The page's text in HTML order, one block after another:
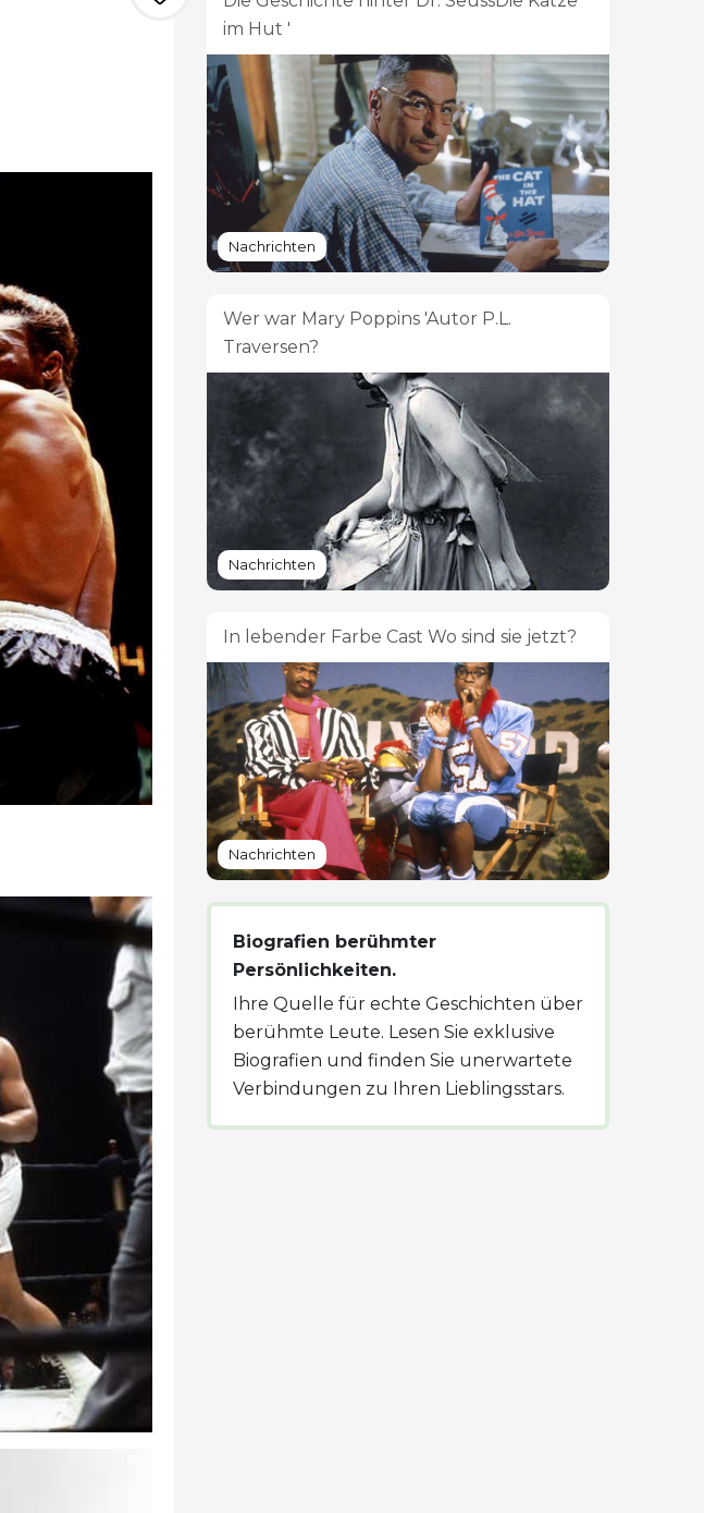
im Hut '
Nachrichten
Wer war Mary Poppins 'Autor P.L.
Traversen?
Nachrichten
In lebender Farbe Cast Wo sind sie jetzt?
Nachrichten
Biografien berühmter
Persönlichkeiten.
Ihre Quelle für echte Geschichten über
berühmte Leute. Lesen Sie exklusive
Biografien und finden Sie unerwartete
Verbindungen zu Ihren Lieblingsstars.